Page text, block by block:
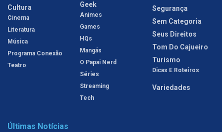
Cultura
Cinema
Literatura
Música
Programa Conexão
Teatro
Geek
Animes
Games
HQs
Mangás
O Papai Nerd
Séries
Streaming
Tech
Segurança
Sem Categoria
Seus Direitos
Tom Do Cajueiro
Turismo
Dicas E Roteiros
Variedades
Últimas Notícias